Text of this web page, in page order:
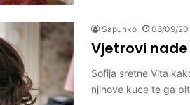
Sapunko 06/09/
Vjetrovi
Sofija sretne Vita
njihove kuce te ga